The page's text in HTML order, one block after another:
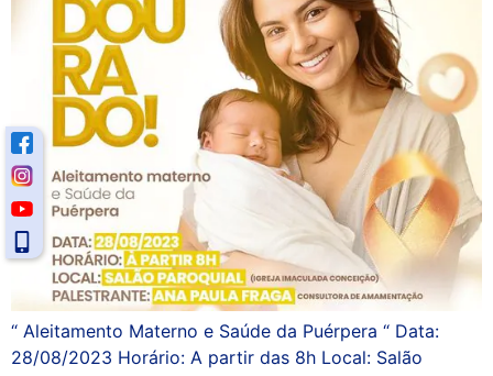
“ Aleitamento Materno e Saúde da Puérpera “ Data:
28/08/2023 Horário: A partir das 8h Local: Salão